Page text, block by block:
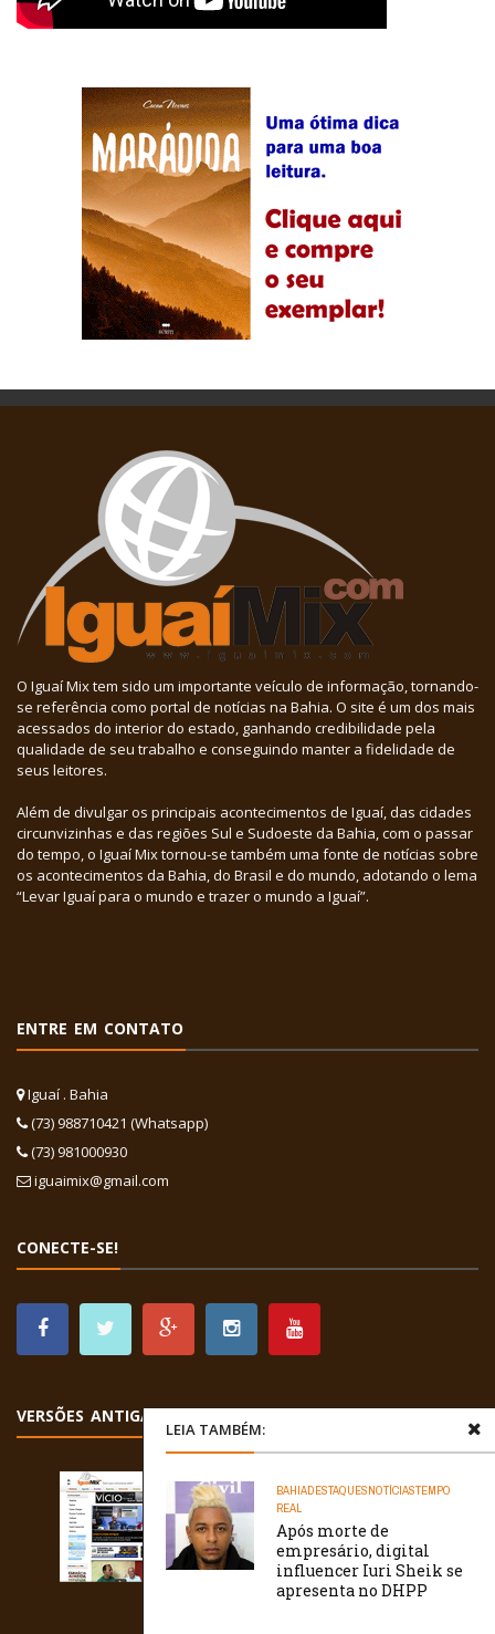
LEIA TAMBÉM:
BAHIADESTAQUESNOTÍCIASTEMPO
REAL
Após morte de
empresário, digital
influencer Iuri Sheik se
apresenta no DHPP
O Iguaí Mix tem sido um importante veículo de informação, tornando-
se referência como portal de notícias na Bahia. O site é um dos mais
acessados do interior do estado, ganhando credibilidade pela
qualidade de seu trabalho e conseguindo manter a fidelidade de
seus leitores.
Além de divulgar os principais acontecimentos de Iguaí, das cidades
circunvizinhas e das regiões Sul e Sudoeste da Bahia, com o passar
do tempo, o Iguaí Mix tornou-se também uma fonte de notícias sobre
os acontecimentos da Bahia, do Brasil e do mundo, adotando o lema
“Levar Iguaí para o mundo e trazer o mundo a Iguaí”.
ENTRE EM CONTATO
Iguaí . Bahia
(73) 988710421 (Whatsapp)
(73) 981000930
iguaimix@gmail.com
CONECTE-SE!
VERSÕES ANTIGAS